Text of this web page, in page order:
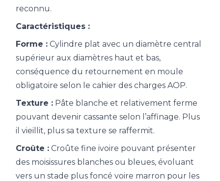
reconnu.
Caractéristiques :
Forme : Cylindre plat avec un diamètre central
supérieur aux diamètres haut et bas,
conséquence du retournement en moule
obligatoire selon le cahier des charges AOP.
Texture : Pâte blanche et relativement ferme
pouvant devenir cassante selon l’affinage. Plus
il vieillit, plus sa texture se raffermit.
Croûte : Croûte fine ivoire pouvant présenter
des moisissures blanches ou bleues, évoluant
vers un stade plus foncé voire marron pour les